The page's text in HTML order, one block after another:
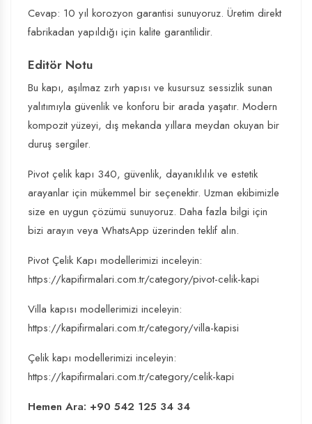
Cevap: 10 yıl korozyon garantisi sunuyoruz. Üretim direkt
fabrikadan yapıldığı için kalite garantilidir.
Editör Notu
Bu kapı, aşılmaz zırh yapısı ve kusursuz sessizlik sunan
yalıtımıyla güvenlik ve konforu bir arada yaşatır. Modern
kompozit yüzeyi, dış mekanda yıllara meydan okuyan bir
duruş sergiler.
Pivot çelik kapı 340, güvenlik, dayanıklılık ve estetik
arayanlar için mükemmel bir seçenektir. Uzman ekibimizle
size en uygun çözümü sunuyoruz. Daha fazla bilgi için
bizi arayın veya WhatsApp üzerinden teklif alın.
Pivot Çelik Kapı modellerimizi inceleyin:
https://kapifirmalari.com.tr/category/pivot-celik-kapi
Villa kapısı modellerimizi inceleyin:
https://kapifirmalari.com.tr/category/villa-kapisi
Çelik kapı modellerimizi inceleyin:
https://kapifirmalari.com.tr/category/celik-kapi
Hemen Ara: +90 542 125 34 34